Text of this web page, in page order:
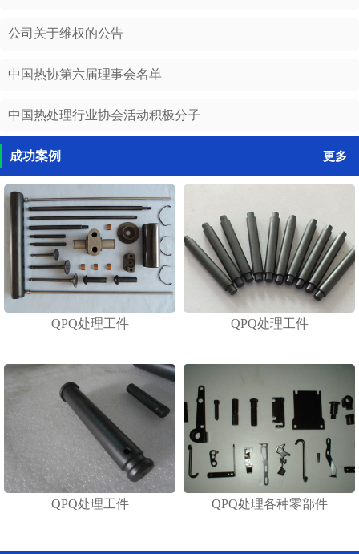
公司关于维权的公告
中国热协第六届理事会名单
中国热处理行业协会活动积极分子
成功案例 更多
QPQ处理工件 QPQ处理工件
QPQ处理工件 QPQ处理各种零部件